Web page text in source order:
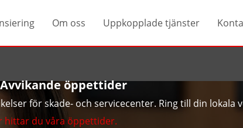
Om oss Uppkopplade tjänster
Avvikande öppettider
för skade- och servicecenter. Ring till din
hittar du våra öppettider.